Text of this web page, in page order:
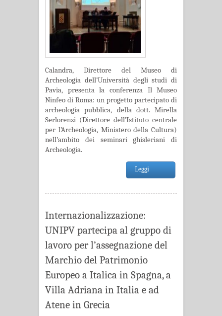
Calandra, Direttore del Museo di
Archeologia dell’Università degli studi di
Pavia, presenta la conferenza Il Museo
Ninfeo di Roma: un progetto partecipato di
archeologia pubblica, della dott. Mirella
Serlorenzi (Direttore dell’Istituto centrale
per l’Archeologia, Ministero della Cultura)
nell’ambito dei seminari ghisleriani di
Archeologia.
Leggi
Internazionalizzazione:
UNIPV partecipa al gruppo di
lavoro per l’assegnazione del
Marchio del Patrimonio
Europeo a Italica in Spagna, a
Villa Adriana in Italia e ad
Atene in Grecia